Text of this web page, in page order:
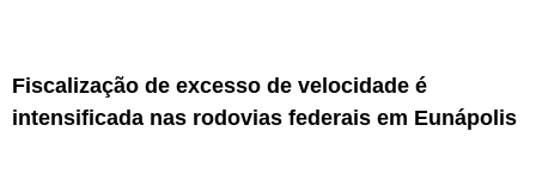
Fiscalização de excesso de velocidade é
intensificada nas rodovias federais em Eunápolis